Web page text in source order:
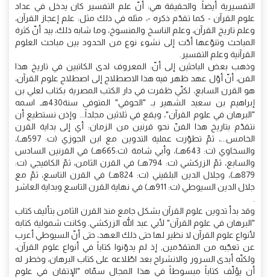
التفسيرية أيضاً. والحقيقة هي: أنّ علم التفسير كان يدخل في عداد
علوم القرآن - كما تقدّم ذكره -، مثله في ذلك مثل: علم إعجاز القرآن،
وعلم تاريخ القرآن، وعلم الناسخ والمنسوخ، وما شابه ذلك، بيد أنّ كثرة
المباحث وتنوّعها أدّت إلى نشوء نوع من الحدود بين مباحث العلوم
القرآنية وعلم التفسير.
وذهب بعض الباحثين إلى أنّ: المعروف لدى الكاتبين في تاريخ هذا
الفن، أنّ أوّل عهد ظهر فيه هذا الاصطلاح إلى اصطلاح علوم القرآن،
هو القرن السابع، لكنّي ظفرت في دار الكتب المصرية بكتاب لعلي بن
إبراهيم بن سعيد الشهير بـ "الحوفي" المتوفى سنة430هـ اسمه
"البرهان في علوم القرآن"، ويقع في ثلاثين مجلداً... وإذن نستطيع أن
نتقدّم بتاريخ هذا الفنّ نحو قرنين من الزمان: أي إلى بداية القرن
الخامس...، ثمّ تطوّرت عملية التدوين مع ابن الجوزي (ت: 597هـ)،
والسخاوي (ت: 643هـ)، وأبي شامة (ت:665هـ) في القرنين السادس
والسابع، ثمّ الزركشي (ت: 794هـ) في القرن الثامن، ثمّ الكافيجي (ت:
879هـ)، وجلال الدين البلقيني (ت: 824هـ) في القرن التاسع، ثمّ مع
جلال الدين السيوطي (ت: 911هـ) في نهاية القرن التاسع وبداية العاشر
وقد بدأ تدوين علوم القرآن بشكل جامع منذ القرن الثامن بتأليف كتاب
"البرهان في علوم القرآن" لأبي عبد الله الزركشي. وكانت شمولية كتابه
لأنواع علوم القرآن لا نظير لها حتى ذلك العهد، حتى أنّ السيوطي أعرب
عن تعجّبه من المتقدّمين, إذ لم يدوّنوا كتاباً في أنواع علوم القرآن،
ولكنّه أبدى السرور والانشراح بعد اطّلاعه على كتاب البرهان، وخطر له
أن يؤلّف كتاباً مبسوطاً في هذا المجال سمّاه "الإتقان في علوم